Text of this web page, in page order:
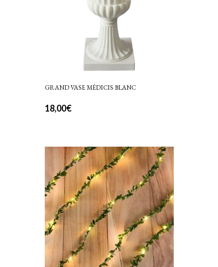
GRAND VASE MÉDICIS BLANC
18,00€